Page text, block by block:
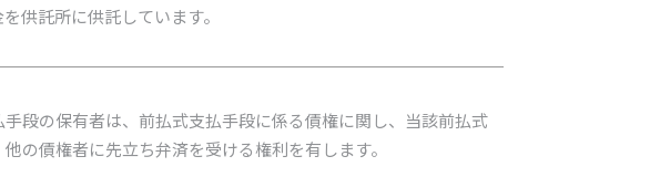
供託所に供託しています。
段の保有者は、前払式支払手段に係る債権に関し、当該前払式
の債権者に先立ち弁済を受ける権利を有します。